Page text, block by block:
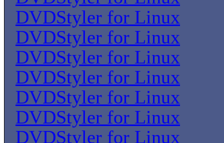
DVDStyler for Linux
DVDStyler for Linux
DVDStyler for Linux
DVDStyler for Linux
DVDStyler for Linux
DVDStyler for Linux
DVDStyler for Linux